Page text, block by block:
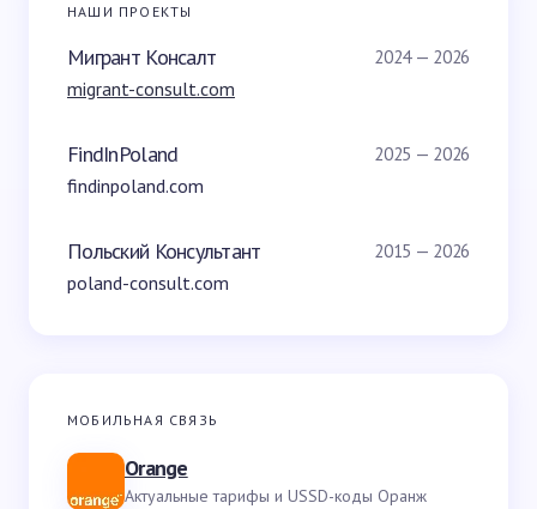
НАШИ ПРОЕКТЫ
Мигрант Консалт 2024 — 2026
migrant-consult.com
FindInPoland 2025 — 2026
findinpoland.com
Польский Консультант 2015 — 2026
poland-consult.com
МОБИЛЬНАЯ СВЯЗЬ
Orange
Актуальные тарифы и USSD-коды Оранж